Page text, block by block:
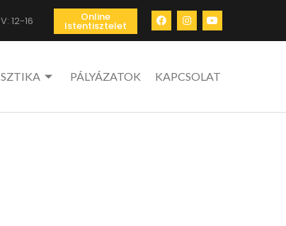
12-16 Online
Istentisztelet
PÁLYÁZATOK KAPCSOLAT